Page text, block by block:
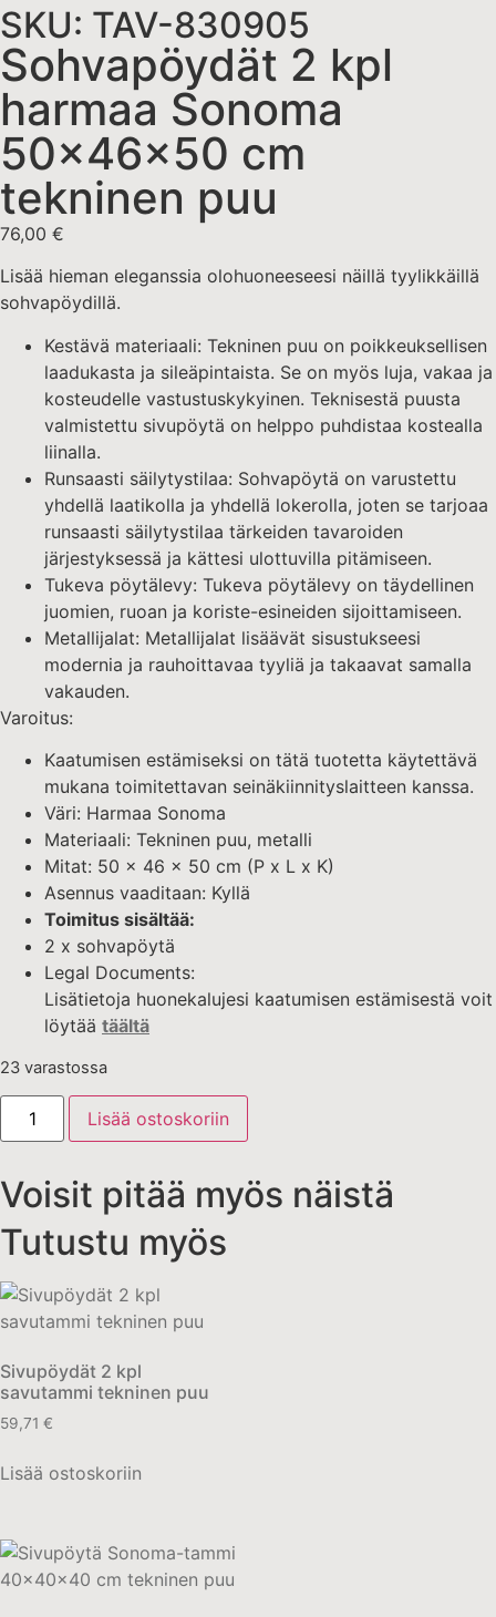
SKU: TAV-830905
Sohvapöydät 2 kpl
harmaa Sonoma
50x46x50 cm
tekninen puu
76,00 €
Lisää hieman eleganssia olohuoneeseesi näillä tyylikkäillä
sohvapöydillä.
Kestävä materiaali: Tekninen puu on poikkeuksellisen
laadukasta ja sileäpintaista. Se on myös luja, vakaa ja
kosteudelle vastustuskykyinen. Teknisestä puusta
valmistettu sivupöytä on helppo puhdistaa kostealla
liinalla.
Runsaasti säilytystilaa: Sohvapöytä on varustettu
yhdellä laatikolla ja yhdellä lokerolla, joten se tarjoaa
runsaasti säilytystilaa tärkeiden tavaroiden
järjestyksessä ja kättesi ulottuvilla pitämiseen.
Tukeva pöytälevy: Tukeva pöytälevy on täydellinen
juomien, ruoan ja koriste-esineiden sijoittamiseen.
Metallijalat: Metallijalat lisäävät sisustukseesi
modernia ja rauhoittavaa tyyliä ja takaavat samalla
vakauden.
Varoitus:
Kaatumisen estämiseksi on tätä tuotetta käytettävä
mukana toimitettavan seinäkiinnityslaitteen kanssa.
Väri: Harmaa Sonoma
Materiaali: Tekninen puu, metalli
Mitat: 50 x 46 x 50 cm (P x L x K)
Asennus vaaditaan: Kyllä
Toimitus sisältää:
2 x sohvapöytä
Legal Documents:
Lisätietoja huonekalujesi kaatumisen estämisestä voit
löytää täältä
23 varastossa
Lisää ostoskoriin
Voisit pitää myös näistä
Tutustu myös
Sivupöydät 2 kpl
savutammi tekninen puu
59,71 €
Lisää ostoskoriin